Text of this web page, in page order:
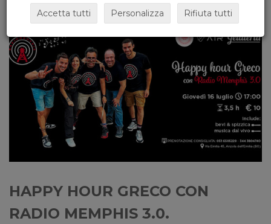
HAPPY HOUR GRECO CON
RADIO MEMPHIS 3.0.
Accetta tutti Personalizza Rifiuta tutti